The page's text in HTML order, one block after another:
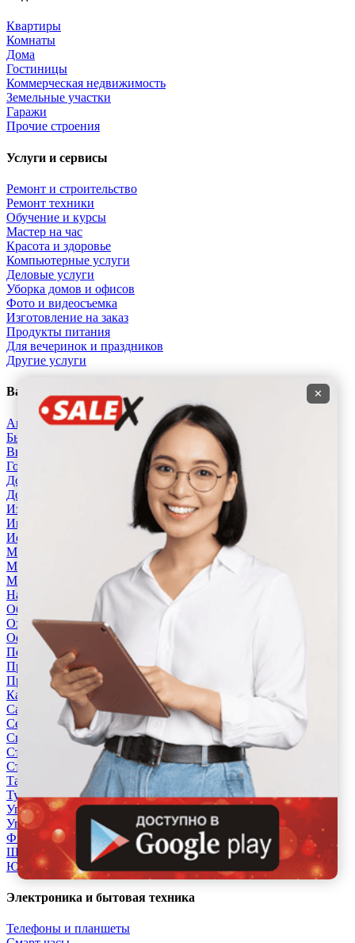
Квартиры
Комнаты
Дома
Гостиницы
Коммерческая недвижимость
Земельные участки
Гаражи
Прочие строения
Услуги и сервисы
Ремонт и строительство
Ремонт техники
Обучение и курсы
Мастер на час
Красота и здоровье
Компьютерные услуги
Деловые услуги
Уборка домов и офисов
Фото и видеосъемка
Изготовление на заказ
Продукты питания
Для вечеринок и праздников
Другие услуги
Вакансии
Автобизнес, СТО
Бытовые услуги, ателье
Высший менеджмент
Госслужба
Добыча сырья, энергетика
Домашний персонал, клининг
Издательства и СМИ
Информационные технологии
Искусство и развлечения
Магазины
Маркетинг и реклама
Медицина
Начало карьеры
Образование и наука
Охрана, безопасность
Офисный персонал
Перевозки, склад, закупки
Продажи, работа с клиентами
Производство
Кафе, рестораны, отели
Салоны красоты
Сельское хозяйство
Спорт и красота
Страхование
Строительство и ремонт
Такси, логистика, доставка
Туризм и гостиницы
Управление недвижимостью
Управление персоналом
Финансы
Швейное дело
Юриспруденция
Электроника и бытовая техника
Телефоны и планшеты
✕